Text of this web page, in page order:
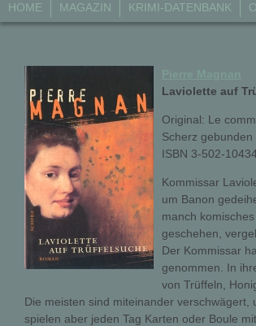
HOME MAGAZIN KRIMI-DATENBANK
Laviolette auf
Original: Le
Scherz gebunden
ISBN 3-502-
Kommissar
um Banon
manch
geschehen,
Der Kommissar
genommen. In
von Trüffeln,
Die meisten sind miteinander
spielen aber jeden Tag Karten oder Boule